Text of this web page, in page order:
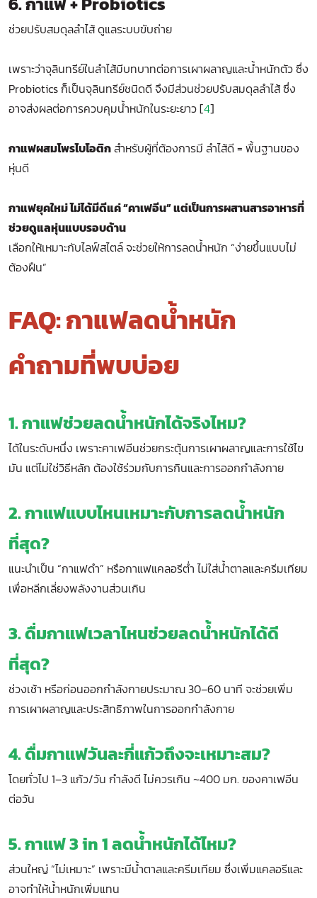
ช่วยปรับสมดุลลำไส้ ดูแลระบบขับถ่าย
เพราะว่าจุลินทรีย์ในลำไส้มีบทบาทต่อการเผาผลาญและน้ำหนักตัว ซึ่ง
Probiotics ก็เป็นจุลินทรีย์ชนิดดี จึงมีส่วนช่วยปรับสมดุลลำไส้ ซึ่ง
อาจส่งผลต่อการควบคุมน้ำหนักในระยะยาว [4]
กาแฟผสมโพรไบโอติกสำหรับผู้ที่ต้องการมี ลำไส้ดี = พื้นฐานของ
หุ่นดี
กาแฟยุคใหม่ ไม่ได้มีดีแค่ “คาเฟอีน” แต่เป็นการผสานสารอาหารที่
ช่วยดูแลหุ่นแบบรอบด้าน
เลือกให้เหมาะกับไลฟ์สไตล์ จะช่วยให้การลดน้ำหนัก “ง่ายขึ้นแบบไม่
ต้องฝืน”
FAQ: กาแฟลดน้ำหนัก
คำถามที่พบบ่อย
1. กาแฟช่วยลดน้ำหนักได้จริงไหม?
ได้ในระดับหนึ่ง เพราะคาเฟอีนช่วยกระตุ้นการเผาผลาญและการใช้ไข
มัน แต่ไม่ใช่วิธีหลัก ต้องใช้ร่วมกับการกินและการออกกำลังกาย
2. กาแฟแบบไหนเหมาะกับการลดน้ำหนัก
ที่สุด?
แนะนำเป็น “กาแฟดำ” หรือกาแฟแคลอรีต่ำ ไม่ใส่น้ำตาลและครีมเทียม
เพื่อหลีกเลี่ยงพลังงานส่วนเกิน
3. ดื่มกาแฟเวลาไหนช่วยลดน้ำหนักได้ดี
ที่สุด?
ช่วงเช้า หรือก่อนออกกำลังกายประมาณ 30–60 นาที จะช่วยเพิ่ม
การเผาผลาญและประสิทธิภาพในการออกกำลังกาย
4. ดื่มกาแฟวันละกี่แก้วถึงจะเหมาะสม?
โดยทั่วไป 1–3 แก้ว/วัน กำลังดี ไม่ควรเกิน ~400 มก. ของคาเฟอีน
ต่อวัน
5. กาแฟ 3 in 1 ลดน้ำหนักได้ไหม?
ส่วนใหญ่ “ไม่เหมาะ” เพราะมีน้ำตาลและครีมเทียม ซึ่งเพิ่มแคลอรีและ
อาจทำให้น้ำหนักเพิ่มแทน